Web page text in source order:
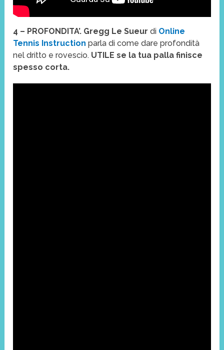
4 – PROFONDITA’. Gregg Le Sueur di Online
Tennis Instruction parla di come dare profondità
nel dritto e rovescio. UTILE se la tua palla finisce
spesso corta.